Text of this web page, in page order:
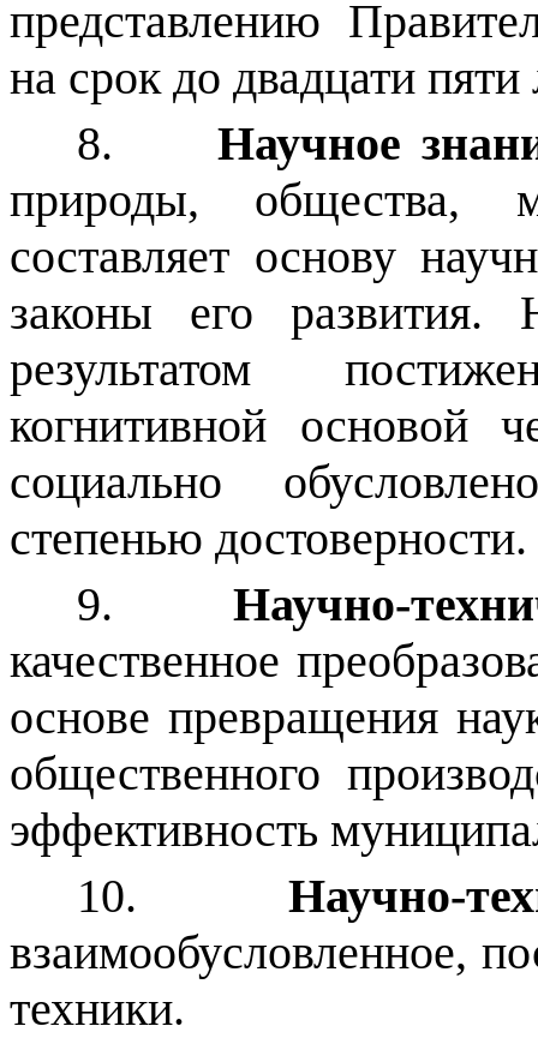
представлению
на срок до двадцати пяти
8.
Научное
природы, общества,
составляет основу
законы его развития.
результатом
когнитивной основой
социально
степенью достоверности.
9.
Научно-
качественное
основе превращения
общественного
эффективность
10.
Научно-
взаимообусловленное,
техники.